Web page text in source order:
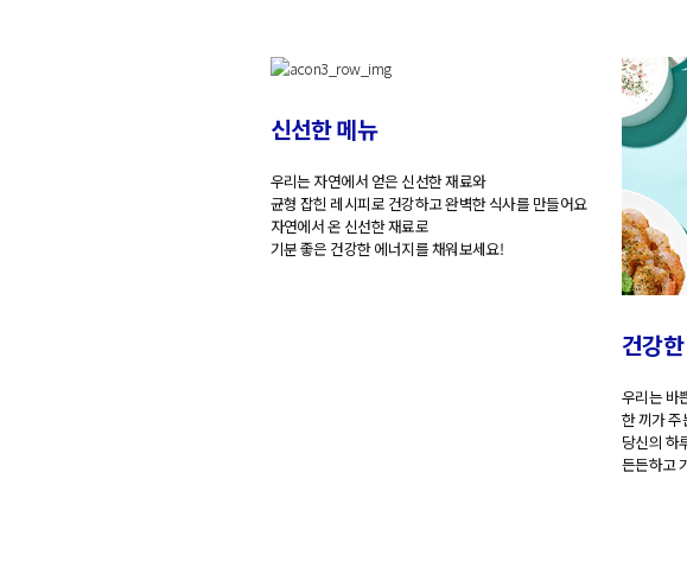
신선한메뉴
우리는 자연에서 얻은 신선한재료와
균형 잡힌 레시피로 건강하고완벽한식사를 만들어요
자연에서온 신선한재료로
기분좋은 건강한에너지를채워보세요!
건강한
우리는 바
한끼가주
당신의 하
든든하고